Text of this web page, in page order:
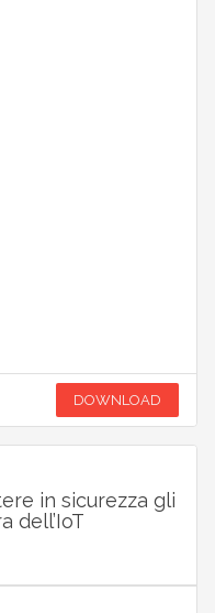
DOWNLOAD
in sicurezza gli
dell’IoT